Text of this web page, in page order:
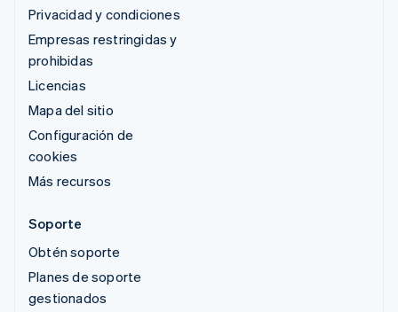
Privacidad y condiciones
Empresas restringidas y
prohibidas
Licencias
Mapa del sitio
Configuración de
cookies
Más recursos
Soporte
Obtén soporte
Planes de soporte
gestionados